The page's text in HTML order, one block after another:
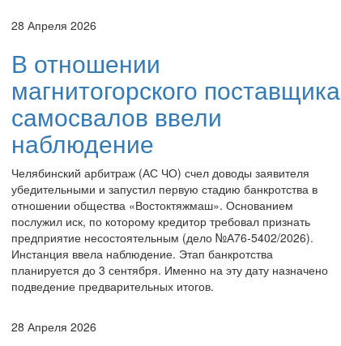
28 Апреля 2026
В отношении
магнитогорского поставщика
самосвалов ввели
наблюдение
Челябинский арбитраж (АС ЧО) счел доводы заявителя
убедительными и запустил первую стадию банкротства в
отношении общества «Востоктяжмаш». Основанием
послужил иск, по которому кредитор требовал признать
предприятие несостоятельным (дело №А76-5402/2026).
Инстанция ввела наблюдение. Этап банкротства
планируется до 3 сентября. Именно на эту дату назначено
подведение предварительных итогов.
28 Апреля 2026